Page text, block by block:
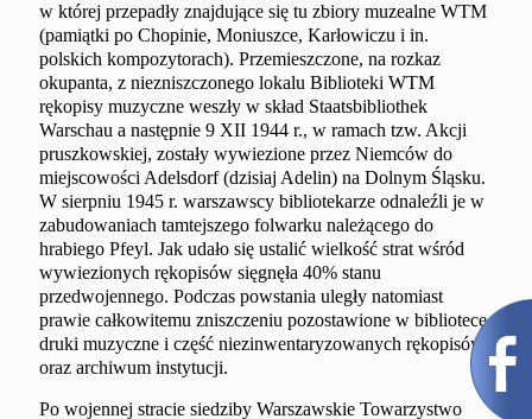
w której przepadły znajdujące się tu zbiory muzealne WTM
(pamiątki po Chopinie, Moniuszce, Karłowiczu i in.
polskich kompozytorach). Przemieszczone, na rozkaz
okupanta, z niezniszczonego lokalu Biblioteki WTM
rękopisy muzyczne weszły w skład Staatsbibliothek
Warschau a następnie 9 XII 1944 r., w ramach tzw. Akcji
pruszkowskiej, zostały wywiezione przez Niemców do
miejscowości Adelsdorf (dzisiaj Adelin) na Dolnym Śląsku.
W sierpniu 1945 r. warszawscy bibliotekarze odnaleźli je w
zabudowaniach tamtejszego folwarku należącego do
hrabiego Pfeyl. Jak udało się ustalić wielkość strat wśród
wywiezionych rękopisów sięgnęła 40% stanu
przedwojennego. Podczas powstania uległy natomiast
prawie całkowitemu zniszczeniu pozostawione w bibliotece
druki muzyczne i część niezinwentaryzowanych rękopisów
oraz archiwum instytucji.
Po wojennej stracie siedziby Warszawskie Towarzystwo